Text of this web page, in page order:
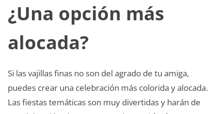
¿Una opción más
alocada?
Si las vajillas finas no son del agrado de tu amiga,
puedes crear una celebración más colorida y alocada.
Las fiestas temáticas son muy divertidas y harán de